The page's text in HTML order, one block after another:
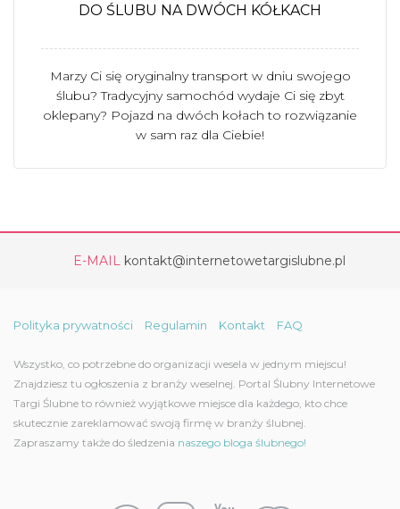
DO ŚLUBU NA DWÓCH KÓŁKACH
Marzy Ci się oryginalny transport w dniu swojego
ślubu? Tradycyjny samochód wydaje Ci się zbyt
oklepany? Pojazd na dwóch kołach to rozwiązanie
w sam raz dla Ciebie!
E-MAIL kontakt@internetowetargislubne.pl
Polityka prywatności Regulamin Kontakt FAQ
Wszystko, co potrzebne do organizacji wesela w jednym miejscu!
Znajdziesz tu ogłoszenia z branży weselnej. Portal Ślubny Internetowe
Targi Ślubne to również wyjątkowe miejsce dla każdego, kto chce
skutecznie zareklamować swoją firmę w branży ślubnej.
Zapraszamy także do śledzenia naszego bloga ślubnego!